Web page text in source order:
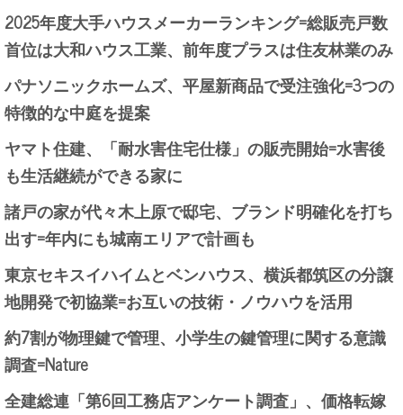
2025年度大手ハウスメーカーランキング=総販売戸数
首位は大和ハウス工業、前年度プラスは住友林業のみ
パナソニックホームズ、平屋新商品で受注強化=3つの
特徴的な中庭を提案
ヤマト住建、「耐水害住宅仕様」の販売開始=水害後
も生活継続ができる家に
諸戸の家が代々木上原で邸宅、ブランド明確化を打ち
出す=年内にも城南エリアで計画も
東京セキスイハイムとベンハウス、横浜都筑区の分譲
地開発で初協業=お互いの技術・ノウハウを活用
約7割が物理鍵で管理、小学生の鍵管理に関する意識
調査=Nature
全建総連「第6回工務店アンケート調査」、価格転嫁